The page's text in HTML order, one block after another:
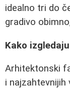
idealno tri do
gradivo
Kako
Arhitektonski
i